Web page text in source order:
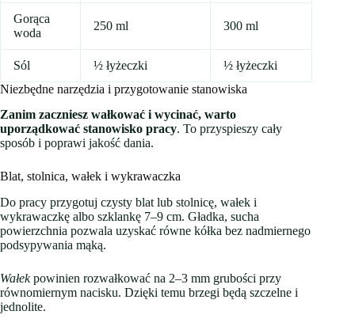
Gorąca
woda
250 ml 300 ml
Sól ½ łyżeczki
½ łyżeczki
Niezbędne narzędzia i przygotowanie stanowiska
Zanim zaczniesz wałkować i wycinać, warto
uporządkować stanowisko pracy. To przyspieszy cały
sposób i poprawi jakość dania.
Blat, stolnica, wałek i wykrawaczka
Do pracy przygotuj czysty blat lub stolnicę, wałek i
wykrawaczkę albo szklankę 7–9 cm. Gładka, sucha
powierzchnia pozwala uzyskać równe kółka bez nadmiernego
podsypywania mąką.
Wałekpowinien rozwałkować na 2–3 mm grubości przy
równomiernym nacisku. Dzięki temu brzegi będą szczelne i
jednolite.